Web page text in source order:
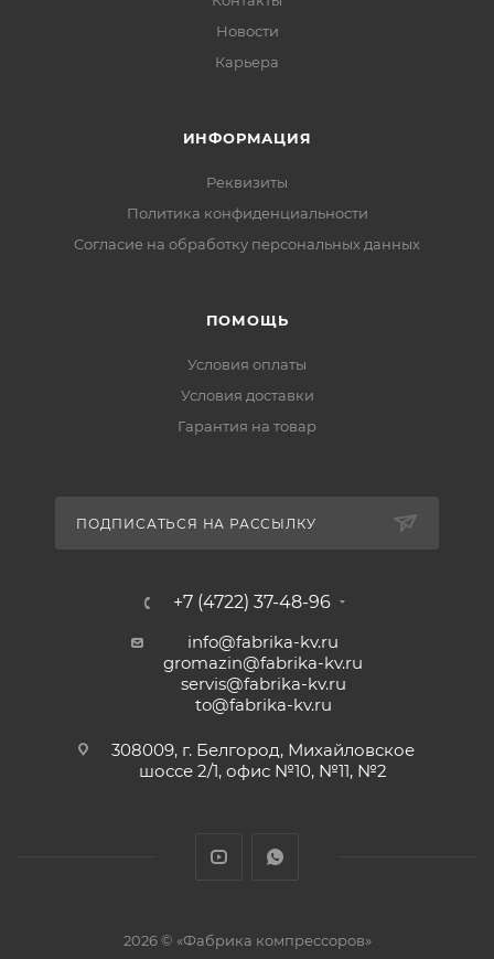
Новости
Карьера
ИНФОРМАЦИЯ
Реквизиты
Политика конфиденциальности
Cогласие на обработку персональных данных
ПОМОЩЬ
Условия оплаты
Условия доставки
Гарантия на товар
ПОДПИСАТЬСЯ НА РАССЫЛКУ
+7 (4722) 37-48-96
info@fabrika-kv.ru
gromazin@fabrika-kv.ru
servis@fabrika-kv.ru
to@fabrika-kv.ru
308009, г. Белгород, Михайловское
шоссе 2/1, офис №10, №11, №2
2026 © «Фабрика компрессоров»